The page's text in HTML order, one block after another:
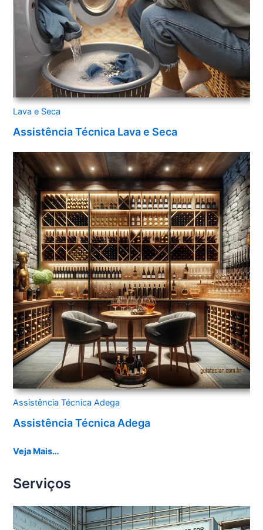
Lava e Seca
Assistência Técnica Lava e Seca
Assistência Técnica Adega
Assistência Técnica Adega
Veja Mais…
Serviços